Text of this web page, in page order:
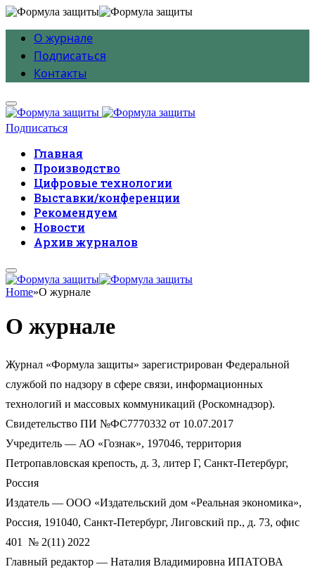
О журнале
Подписаться
Контакты
Подписаться
Главная
Производство
Цифровые технологии
Выставки/конференции
Рекомендуем
Новости
Архив журналов
Home»О журнале
О журнале
Журнал «Формула защиты» зарегистрирован Федеральной
службой по надзору в сфере связи, информационных
технологий и массовых коммуникаций (Роскомнадзор).
Свидетельство ПИ №ФС7770332 от 10.07.2017
Учредитель — АО «Гознак», 197046, территория
Петропавловская крепость, д. 3, литер Г, Санкт-Петербург,
Россия
Издатель — ООО «Издательский дом «Реальная экономика»,
Россия, 191040, Санкт-Петербург, Лиговский пр., д. 73, офис
401 № 2(11) 2022
Главный редактор — Наталия Владимировна ИПАТОВА